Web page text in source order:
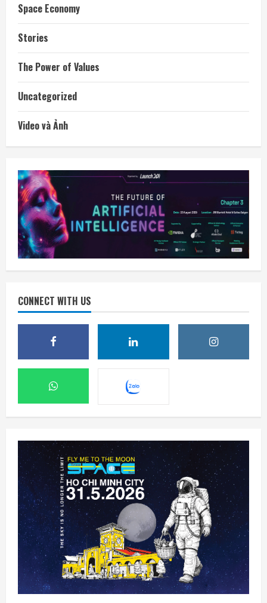
Space Economy
Stories
The Power of Values
Uncategorized
Video và Ảnh
CONNECT WITH US
2
Phi hành gia NASA đi bộ ngoài không gian
để nâng cấp hệ thống điện ISS
8 Tháng 8 2026, 08:47
Đến lượt mô hình AI của Moonshot thoát
khỏi môi trường thử nghiệm
8 Tháng 8 2026, 07:58